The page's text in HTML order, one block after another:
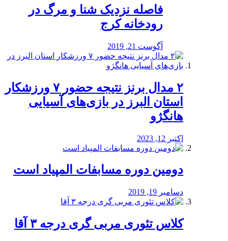
️فاصله نزدیک شنا و مرگ در
رودخانه کرج
آگوست 21, 2019
۲ مدال برنز نتیجه حضور ۷ ورزشکار
استان البرز در بازی‌های آسیایی
هانگژو
اکتبر 12, 2023
دومین دوره مسابفات المپیاد است
دسامبر 19, 2019
کلاس تئوری مربی گری درجه ۳ آقا